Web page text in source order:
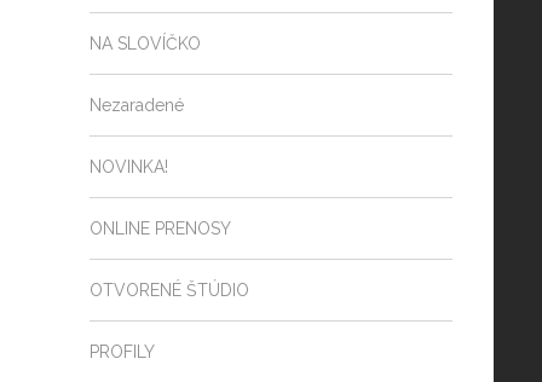
NA SLOVÍČKO
Nezaradené
NOVINKA!
ONLINE PRENOSY
OTVORENÉ ŠTÚDIO
PROFILY